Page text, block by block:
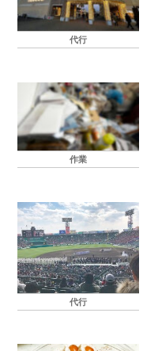
代行
作業
代行